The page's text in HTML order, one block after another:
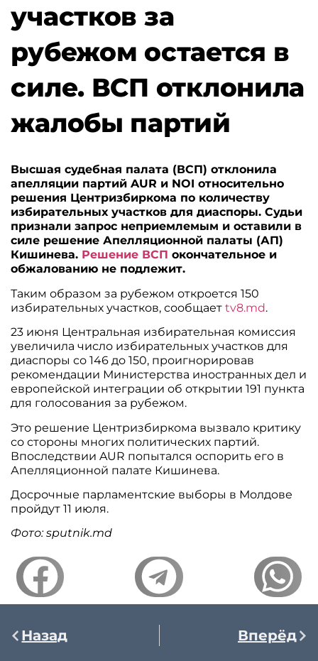
участков за
рубежом остается в
силе. ВСП отклонила
жалобы партий
Высшая судебная палата (ВСП) отклонила
апелляции партий AUR и NOI относительно
решения Центризбиркома по количеству
избирательных участков для диаспоры. Судьи
признали запрос неприемлемым и оставили в
силе решение Апелляционной палаты (АП)
Кишинева. Решение ВСПокончательное и
обжалованию не подлежит.
Таким образом за рубежом откроется 150
избирательных участков, сообщает tv8.md.
23 июня Центральная избирательная комиссия
увеличила число избирательных участков для
диаспоры со 146 до 150, проигнорировав
рекомендации Министерства иностранных дел и
европейской интеграции об открытии 191 пункта
для голосования за рубежом.
Это решение Центризбиркома вызвало критику
со стороны многих политических партий.
Впоследствии AUR попытался оспорить его в
Апелляционной палате Кишинева.
Досрочные парламентские выборы в Молдове
пройдут 11 июля.
Фото: sputnik.md
Назад Вперёд